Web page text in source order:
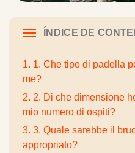
ÍNDICE DE
1. 1. Che tipo di padella
me?
2. 2. Di che dimensione
mio numero di ospiti?
3. 3. Quale sarebbe il
appropriato?